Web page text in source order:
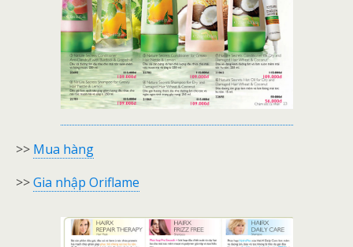
>> Mua hàng
>>Gia nhập Oriflame